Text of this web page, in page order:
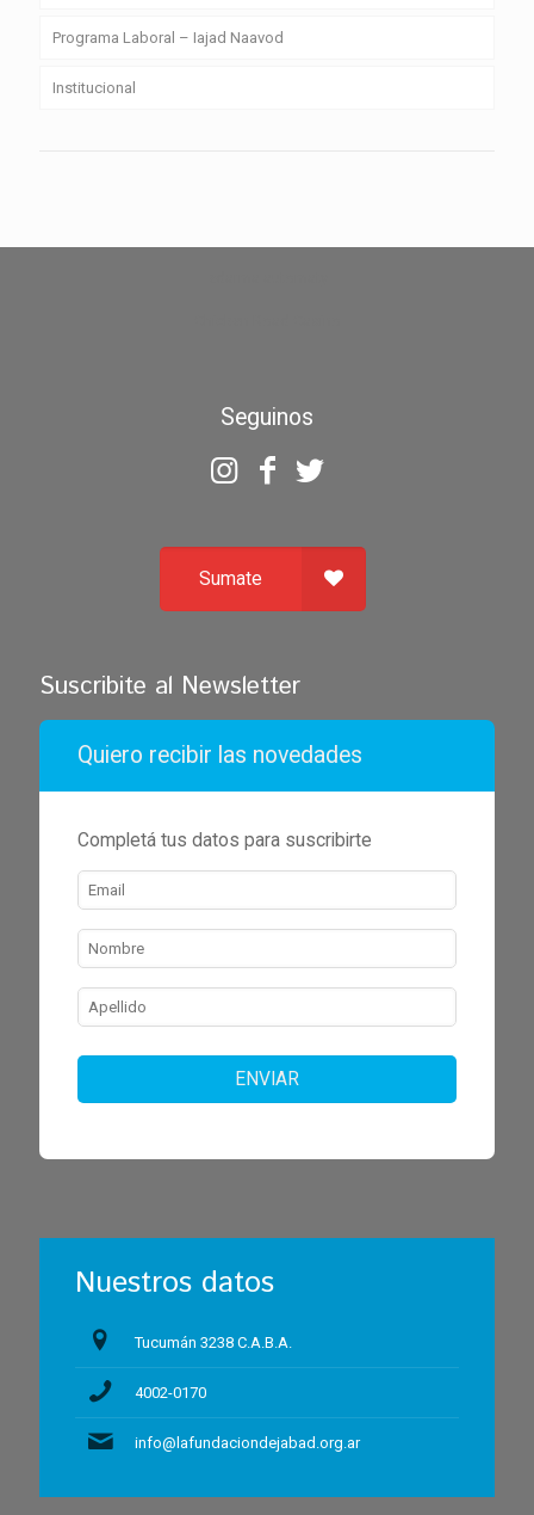
Programa Laboral – Iajad Naavod
Institucional
Seguinos
Sumate
Suscribite al Newsletter
Quiero recibir las novedades
Completá tus datos para suscribirte
ENVIAR
Nuestros datos
Tucumán 3238 C.A.B.A.
4002-0170
info@lafundaciondejabad.org.ar